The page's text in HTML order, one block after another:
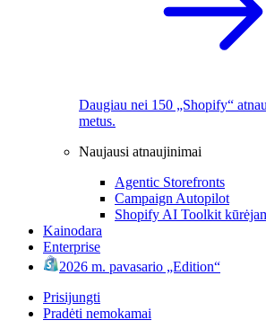
Daugiau nei 150 „Shopify“
metus.
Naujausi atnaujinimai
Agentic Storefronts
Campaign Autopilot
Shopify AI Toolkit
Kainodara
Enterprise
2026 m. pavasario „Edition“
Prisijungti
Pradėti nemokamai